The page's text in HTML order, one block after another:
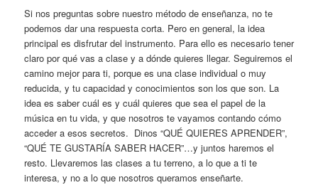
Si nos preguntas sobre nuestro método de enseñanza, no te
podemos dar una respuesta corta. Pero en general, la idea
principal es disfrutar del instrumento. Para ello es necesario tener
claro por qué vas a clase y a dónde quieres llegar. Seguiremos el
camino mejor para ti, porque es una clase individual o muy
reducida, y tu capacidad y conocimientos son los que son. La
idea es saber cuál es y cuál quieres que sea el papel de la
música en tu vida, y que nosotros te vayamos contando cómo
acceder a esos secretos. Dinos “QUÉ QUIERES APRENDER”,
“QUÉ TE GUSTARÍA SABER HACER”…y juntos haremos el
resto. Llevaremos las clases a tu terreno, a lo que a ti te
interesa, y no a lo que nosotros queramos enseñarte.